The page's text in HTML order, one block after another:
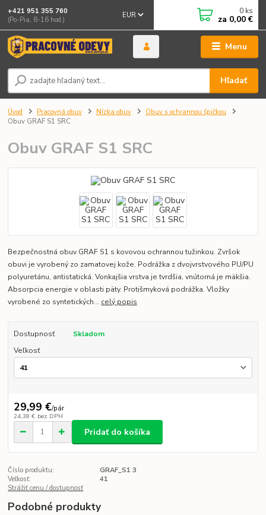
Menu
EUR
Hľadať
+421 951 355 760
(Po-Pia, 8-16 hod.)
0 ks
za 0,00 €
Úvod Pracovná obuv Nízka obuv
Obuv s ochrannou špičkou
Obuv GRAF S1 SRC
Obuv GRAF S1 SRC
Bezpečnostná obuv GRAF S1 s kovovou ochrannou tužinkou. Zvršok
obuvi je vyrobený zo zamatovej kože. Podrážka z dvojvrstvového PU/PU
polyuretánu, antistatická. Vonkajšia vrstva je tvrdšia, vnútorná je mäkšia.
Absorpcia energie v oblasti päty. Protišmyková podrážka. Vložky
vyrobené zo syntetických... celý popis
Dostupnosť
Skladom
Veľkosť
29,99 €/pár
24,38 € bez DPH
Pridať do košíka
Číslo produktu:
GRAF_S1 3
Veľkosť:
41
Strážiť cenu / dostupnosť
Podobné produkty